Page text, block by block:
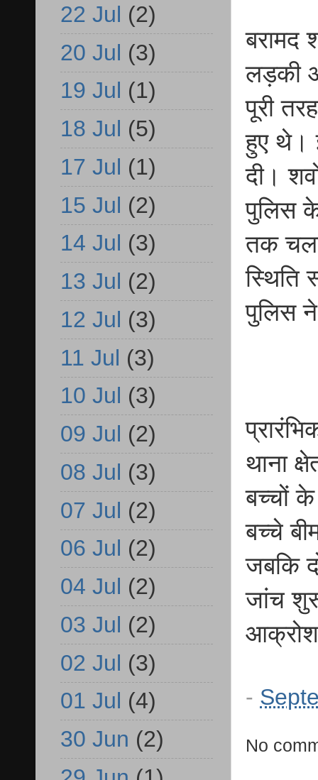
बरामद
लड़की
पूरी
हुए थे।
दी।
पुलिस
तक
स्थिति
पुलिस
थाना
बच्चों
बच्चे
जबकि
जांच
आक्रोश
-
No
22 Jul (2)
20 Jul (3)
19 Jul (1)
18 Jul (5)
17 Jul (1)
15 Jul (2)
14 Jul (3)
13 Jul (2)
12 Jul (3)
11 Jul (3)
10 Jul (3)
09 Jul (2)
08 Jul (3)
07 Jul (2)
06 Jul (2)
04 Jul (2)
03 Jul (2)
02 Jul (3)
01 Jul (4)
30 Jun (2)